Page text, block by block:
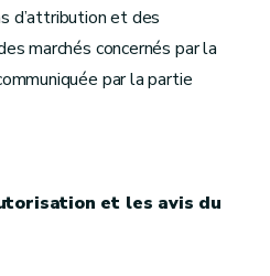
d’attribution et des
marchés concernés par la
par la partie
et les avis du